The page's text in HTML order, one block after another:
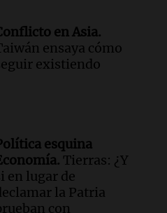
el Senado y protesta
la ley de Propiedad
en Rosario contra
Privada debatida en
en Asia.
ensaya cómo
existiendo
esquina
Tierras: ¿Y
en lugar de
la Patria
con